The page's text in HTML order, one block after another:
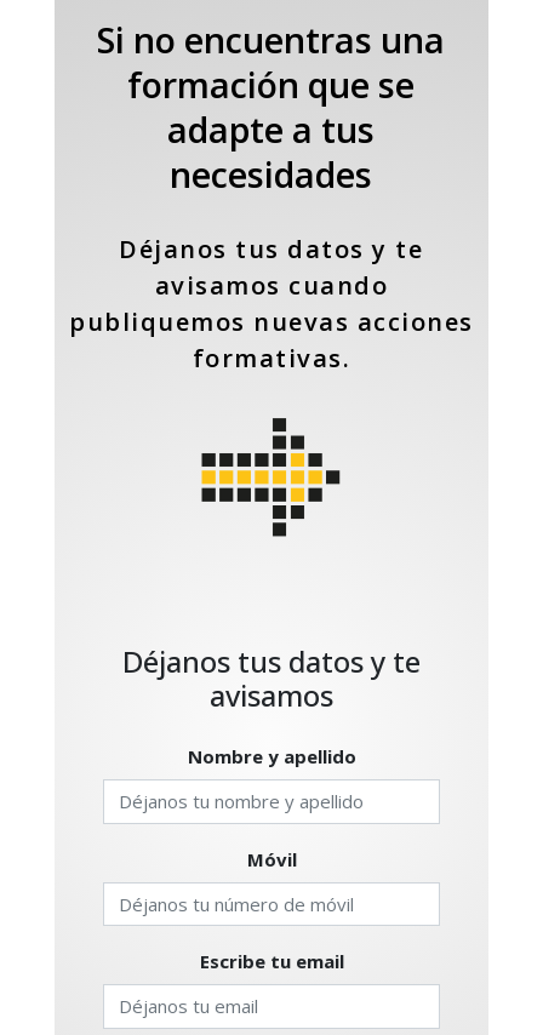
Si no encuentras una
formación que se
adapte a tus
necesidades
Déjanos tus datos y te
avisamos cuando
publiquemos nuevas acciones
formativas.